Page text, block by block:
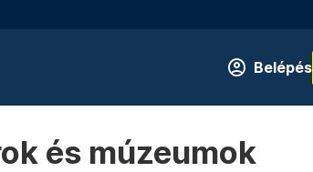
Belépés
és múzeumok